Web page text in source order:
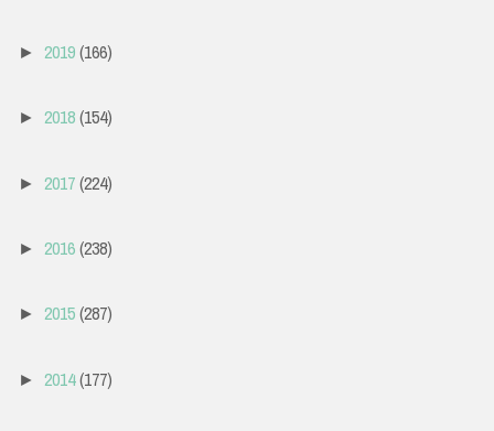
► 2019(166)
► 2018(154)
► 2017(224)
► 2016(238)
► 2015(287)
► 2014(177)